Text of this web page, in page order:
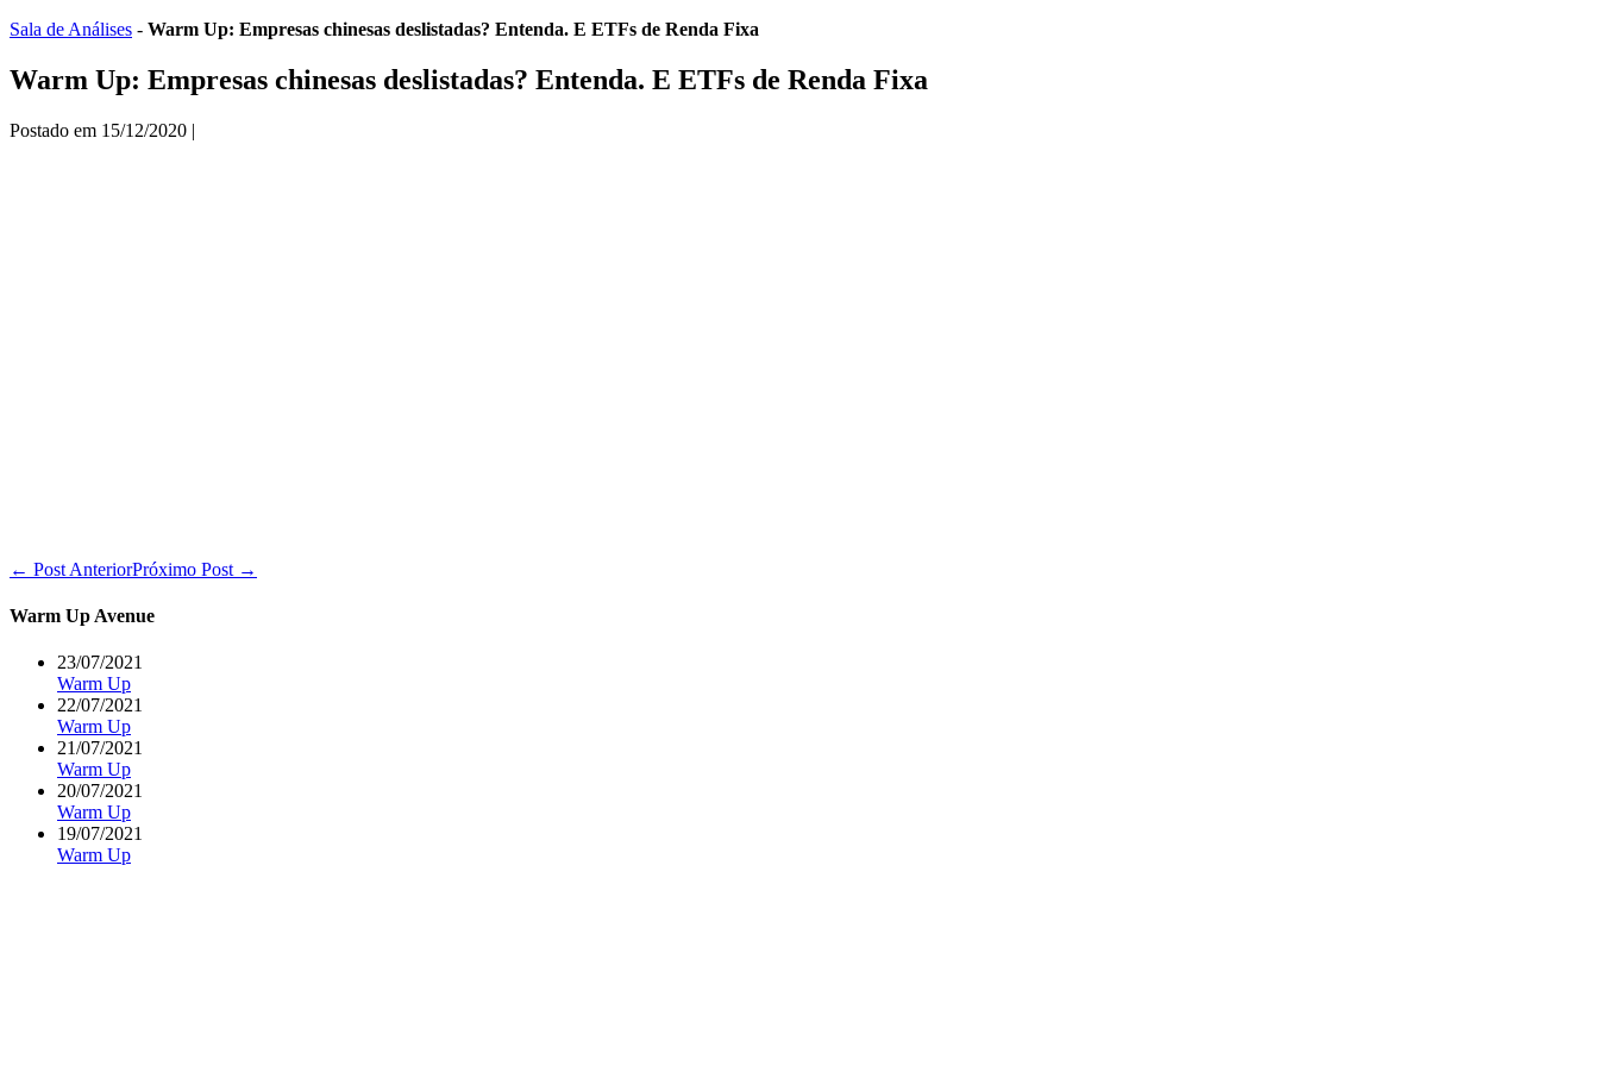
Ir
o
conteúdo
Sala de Análises - Warm Up: Empresas chinesas deslistadas? Entenda. E ETFs de Renda Fixa
Warm Up: Empresas chinesas deslistadas? Entenda. E ETFs de Renda Fixa
Postado em 15/12/2020 |
Navegação
post
← Post AnteriorPróximo Post →
Warm Up Avenue
23/07/2021
Warm Up
22/07/2021
Warm Up
21/07/2021
Warm Up
20/07/2021
Warm Up
19/07/2021
Warm Up